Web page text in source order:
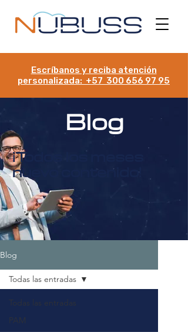
Escríbanos y reciba atención
personalizada: +57 300 656 97 95
Blog
¡Todos los meses
nuevo contenido!
Blog
Todas las entradas
PAM
Todas las entradas